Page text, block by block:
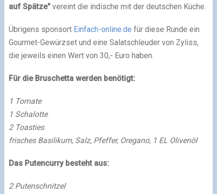
auf Spätze"vereint die indische mit der deutschen Küche.
Übrigens sponsort Einfach-online.de für diese Runde ein
Gourmet-Gewürzset und eine Salatschleuder von Zyliss,
die jeweils einen Wert von 30,- Euro haben.
Für die Bruschetta werden benötigt:
1 Tomate
1 Schalotte
2 Toasties
frisches Basilikum, Salz, Pfeffer, Oregano, 1 EL Olivenöl
Das Putencurry besteht aus:
2 Putenschnitzel